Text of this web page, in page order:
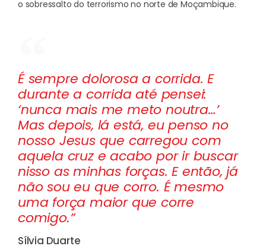
o sobressalto do terrorismo no norte de Moçambique.
É sempre dolorosa a corrida. E
durante a corrida até pensei:
‘nunca mais me meto noutra…’
Mas depois, lá está, eu penso no
nosso Jesus que carregou com
aquela cruz e acabo por ir buscar
nisso as minhas forças. E então, já
não sou eu que corro. É mesmo
uma força maior que corre
comigo.”
Sílvia Duarte